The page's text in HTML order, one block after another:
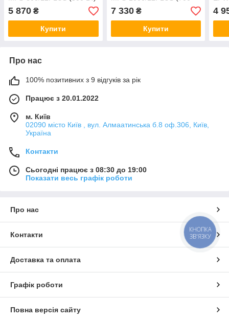
3/5/10/15/20А, під
зовнішню АКБ 12В
(AGM/GEL/LFP ), Q4
5 870 ₴
Купити
Вт) 5/10/15/20А, під
зовнішню АКБ 12В
(AGM/GEL/LFP ), Q2
7 330₴
Купити
Вт)
4
Про нас
100% позитивних з 9 відгуків за рік
Працює з 20.01.2022
м. Київ
02090 місто Київ , вул. Алмаатинська б.8 оф.306, Київ,
Україна
Контакти
Сьогодні працює з 08:30 до 19:00
Показати весь графік роботи
Про нас
Контакти
Доставка та оплата
Графік роботи
Повна версія сайту
КНОПКА
ЗВ'ЯЗКУ